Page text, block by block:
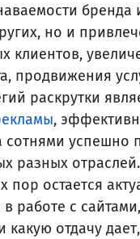
бренда
но и
клиентов,
продвижения
раскрутки
,
сотнями успешно
разных
пор остается
работе с
какую отдачу